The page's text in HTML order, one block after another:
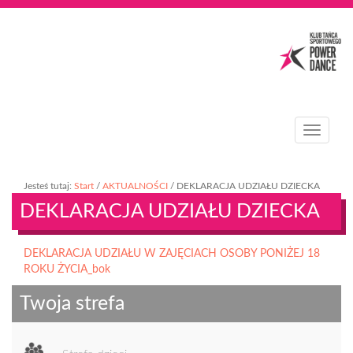
T
l
e
v
t
Jesteś tutaj: Start / AKTUALNOŚCI / DEKLARACJA UDZIAŁU DZIECKA
DEKLARACJA UDZIAŁU DZIECKA
DEKLARACJA UDZIAŁU W ZAJĘCIACH OSOBY PONIŻEJ 18
ROKU ŻYCIA_bok
Twoja strefa